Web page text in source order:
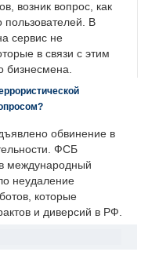
возник вопрос, как
пользователей. В
сервис не
в связи с этим
бизнесмена.
обвинение в
ФСБ
международный
неудаление
которые
и диверсий в РФ.